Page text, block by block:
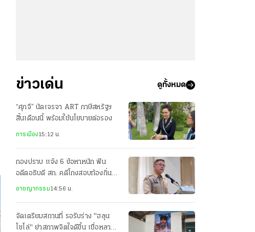
ข่าวเด่น ดูทั้งหมด
“ศุภจี” นัดเจรจา ART ภาษีสหรัฐฯ
สิ้นเดือนนี้ พร้อมใช้นโยบายต่อรอง
การเมือง15:12 น.
กองปราบ แจ้ง 6 ข้อหาหนัก ฟัน
อดีตอธิบดี สถ. คดีโกงสอบท้องถิ่น
อาชญากรรม14:56 น.
จัดเตรียมสถานที่ รอรับร่าง "ฮลุน
โซโล่" ย่าสภาพจิตใจดีขึ้น เชื่อหลาน